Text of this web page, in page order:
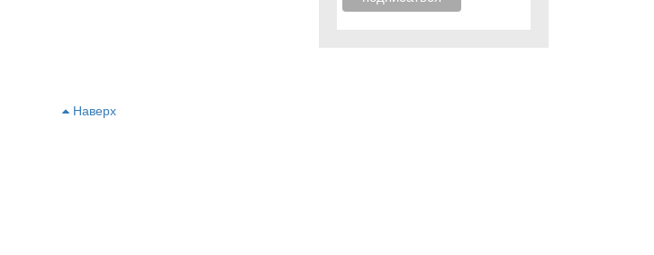
Наверх